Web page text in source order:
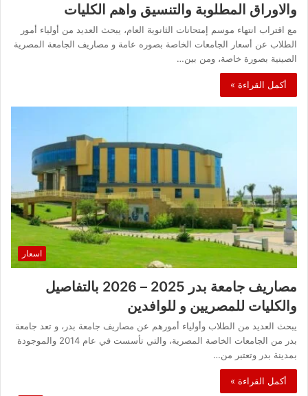
والاوراق المطلوبة والتنسيق واهم الكليات
مع اقتراب انتهاء موسم إمتحانات الثانوية العام، يبحث العديد من أولياء أمور
الطلاب عن أسعار الجامعات الخاصة بصوره عامة و مصاريف الجامعة المصرية
الصينية بصورة خاصة، ومن بين…
أكمل القراءة »
اسعار
مصاريف جامعة بدر 2025 – 2026 بالتفاصيل
والكليات للمصريين و للوافدين
يبحث العديد من الطلاب وأولياء أمورهم عن مصاريف جامعة بدر، و تعد جامعة
بدر من الجامعات الخاصة المصرية، والتي تأسست في عام 2014 والموجودة
بمدينة بدر وتعتبر من…
أكمل القراءة »